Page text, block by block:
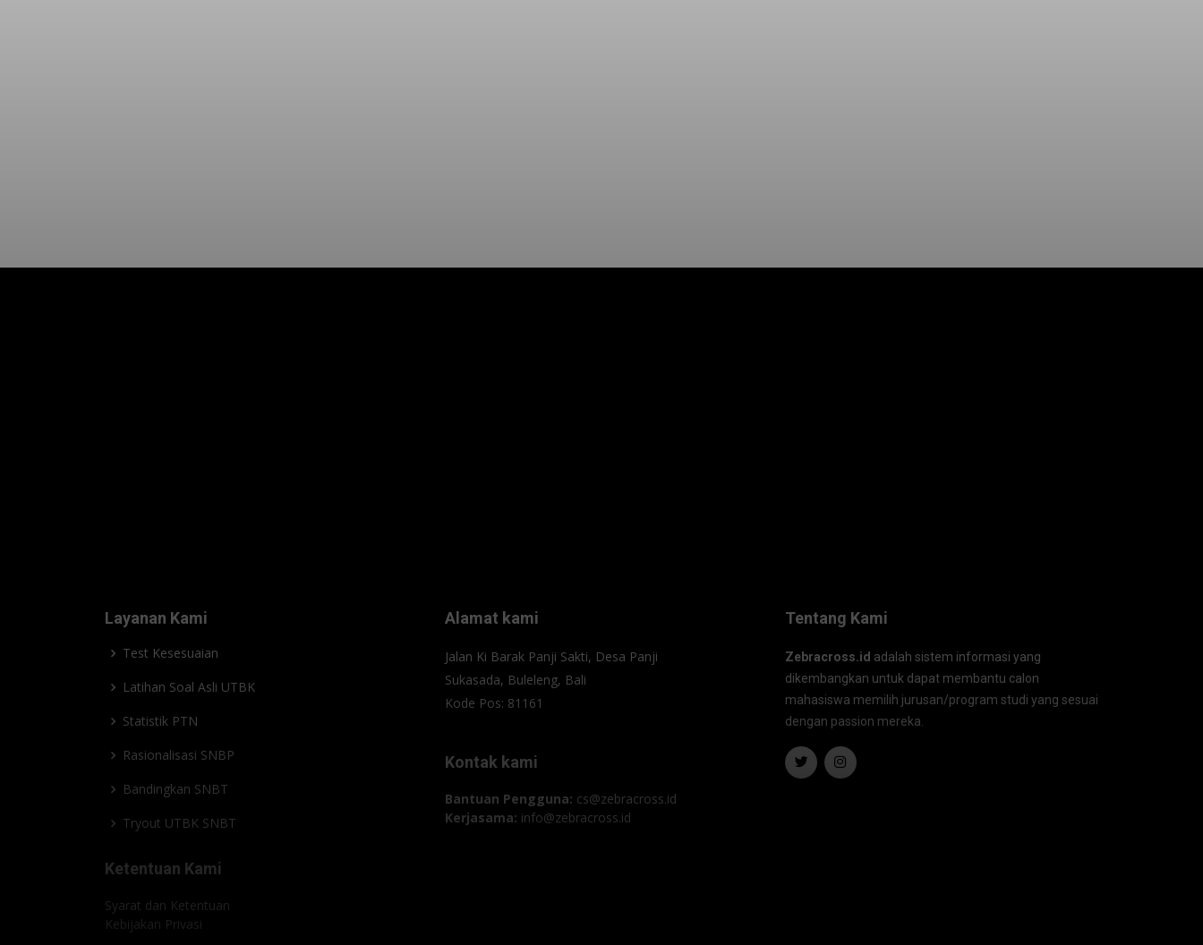
Layanan Kami
Test Kesesuaian
Latihan Soal Asli UTBK
Statistik PTN
Rasionalisasi SNBP
Bandingkan SNBT
Tryout UTBK SNBT
Ketentuan Kami
Syarat dan Ketentuan
Kebijakan Privasi
Alamat kami
Jalan Ki Barak Panji Sakti, Desa Panji
Sukasada, Buleleng, Bali
Kode Pos: 81161
Kontak kami
Bantuan Pengguna: cs@zebracross.id
Kerjasama: info@zebracross.id
Tentang Kami
Zebracross.id adalah sistem informasi yang
dikembangkan untuk dapat membantu calon
mahasiswa memilih jurusan/program studi yang sesuai
dengan passion mereka.